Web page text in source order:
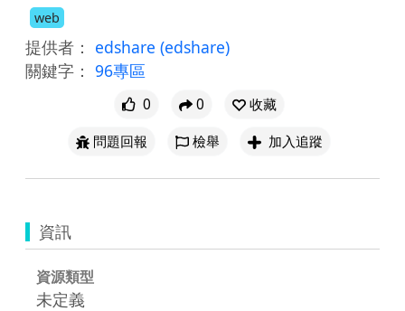
web
提供者： edshare (edshare)
關鍵字： 96專區
0 0
收藏
問題回報
檢舉 加入追蹤
資訊
資源類型
未定義